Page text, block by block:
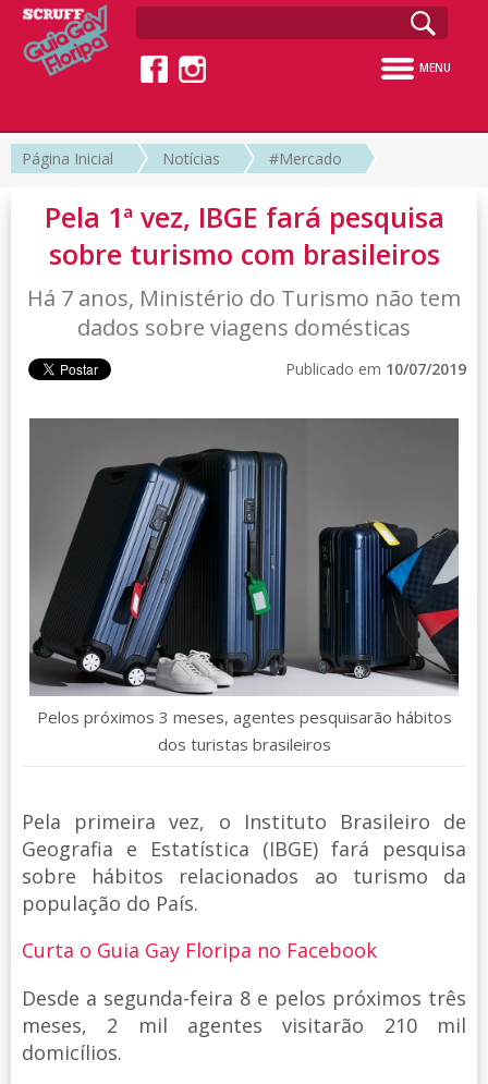
MENU
Página Inicial Notícias #Mercado
Pela 1ª vez, IBGE fará pesquisa
sobre turismo com brasileiros
Há 7 anos, Ministério do Turismo não tem
dados sobre viagens domésticas
Publicado em 10/07/2019
Pelos próximos 3 meses, agentes pesquisarão hábitos
dos turistas brasileiros
Pela primeira vez, o Instituto Brasileiro de
Geografia e Estatística (IBGE) fará pesquisa
sobre hábitos relacionados ao turismo da
população do País.
Curta o Guia Gay Floripa no Facebook
Desde a segunda-feira 8 e pelos próximos três
meses, 2 mil agentes visitarão 210 mil
domicílios.